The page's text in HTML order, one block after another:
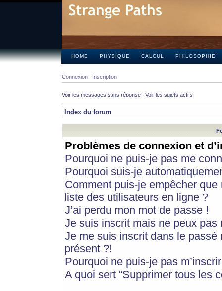
HOME PHYSIQUE CALCUL PHILOSOPHIE
Connexion Inscription
Voir les messages sans réponse | Voir les sujets actifs
Index du forum
Problèmes de connexion et
Pourquoi ne puis-je pas me
Pourquoi suis-je
Comment puis-je empêcher
liste des utilisateurs en ligne ?
J’ai perdu mon mot de passe !
Je suis inscrit mais ne peux pas
Je me suis inscrit dans le
présent ?!
Pourquoi ne puis-je pas
A quoi sert “Supprimer tous les